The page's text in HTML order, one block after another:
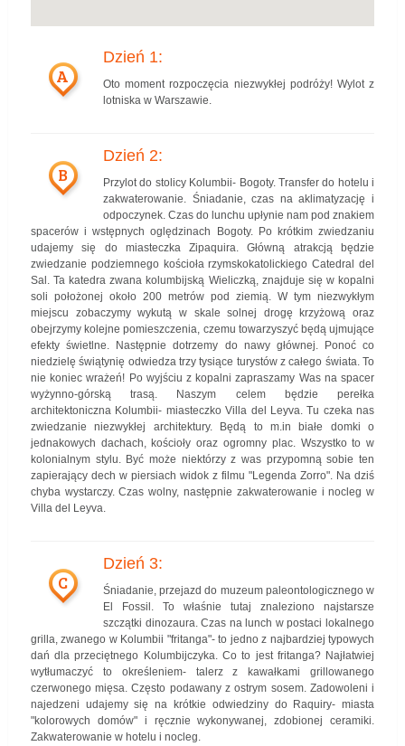
A
Dzień 1:
Oto moment rozpoczęcia niezwykłej podróży! Wylot z
lotniska w Warszawie.
B
Dzień 2:
Przylot do stolicy Kolumbii- Bogoty. Transfer do hotelu i
zakwaterowanie. Śniadanie, czas na aklimatyzację i
odpoczynek. Czas do lunchu upłynie nam pod znakiem
spacerów i wstępnych oględzinach Bogoty. Po krótkim zwiedzaniu
udajemy się do miasteczka Zipaquira. Główną atrakcją będzie
zwiedzanie podziemnego kościoła rzymskokatolickiego Catedral del
Sal. Ta katedra zwana kolumbijską Wieliczką, znajduje się w kopalni
soli położonej około 200 metrów pod ziemią. W tym niezwykłym
miejscu zobaczymy wykutą w skale solnej drogę krzyżową oraz
obejrzymy kolejne pomieszczenia, czemu towarzyszyć będą ujmujące
efekty świetlne. Następnie dotrzemy do nawy głównej. Ponoć co
niedzielę świątynię odwiedza trzy tysiące turystów z całego świata. To
nie koniec wrażeń! Po wyjściu z kopalni zapraszamy Was na spacer
wyżynno-górską trasą. Naszym celem będzie perełka
architektoniczna Kolumbii- miasteczko Villa del Leyva. Tu czeka nas
zwiedzanie niezwykłej architektury. Będą to m.in białe domki o
jednakowych dachach, kościoły oraz ogromny plac. Wszystko to w
kolonialnym stylu. Być może niektórzy z was przypomną sobie ten
zapierający dech w piersiach widok z filmu "Legenda Zorro". Na dziś
chyba wystarczy. Czas wolny, następnie zakwaterowanie i nocleg w
Villa del Leyva.
C
Dzień 3:
Śniadanie, przejazd do muzeum paleontologicznego w
El Fossil. To właśnie tutaj znaleziono najstarsze
szczątki dinozaura. Czas na lunch w postaci lokalnego
grilla, zwanego w Kolumbii "fritanga"- to jedno z najbardziej typowych
dań dla przeciętnego Kolumbijczyka. Co to jest fritanga? Najłatwiej
wytłumaczyć to określeniem- talerz z kawałkami grillowanego
czerwonego mięsa. Często podawany z ostrym sosem. Zadowoleni i
najedzeni udajemy się na krótkie odwiedziny do Raquiry- miasta
"kolorowych domów" i ręcznie wykonywanej, zdobionej ceramiki.
Zakwaterowanie w hotelu i nocleg.